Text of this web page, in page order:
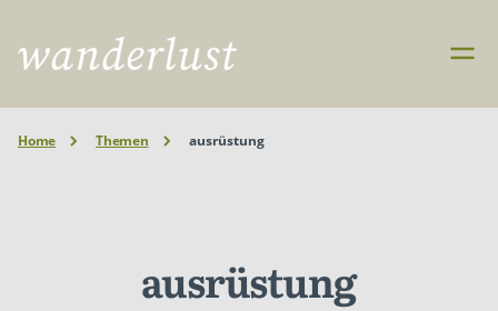
Home Themen ausrüstung
ausrüstung